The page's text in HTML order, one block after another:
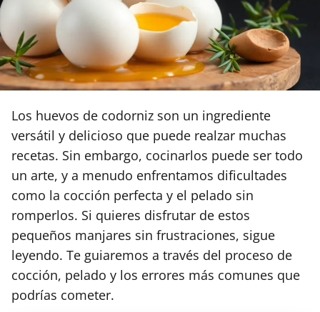
Los huevos de codorniz son un ingrediente
versátil y delicioso que puede realzar muchas
recetas. Sin embargo, cocinarlos puede ser todo
un arte, y a menudo enfrentamos dificultades
como la cocción perfecta y el pelado sin
romperlos. Si quieres disfrutar de estos
pequeños manjares sin frustraciones, sigue
leyendo. Te guiaremos a través del proceso de
cocción, pelado y los errores más comunes que
podrías cometer.